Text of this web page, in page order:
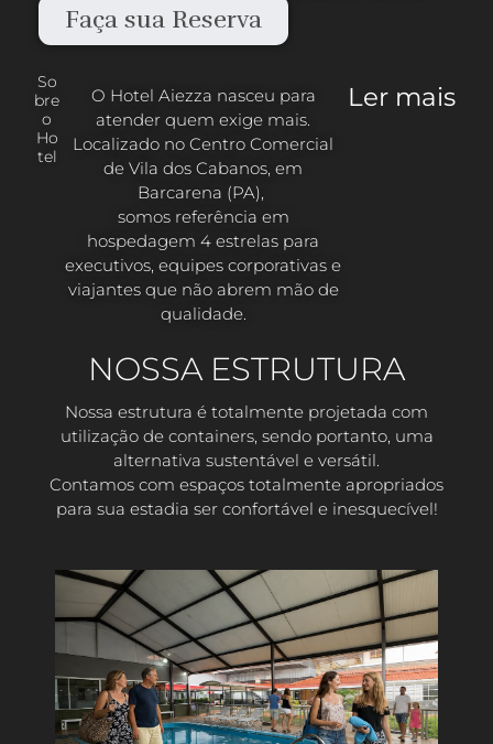
Faça sua Reserva
So
bre
o
Ho
tel
O Hotel Aiezza nasceu para
atender quem exige mais.
Localizado no Centro Comercial
de Vila dos Cabanos, em
Barcarena (PA),
somos referência em
hospedagem 4 estrelas para
executivos, equipes corporativas e
viajantes que não abrem mão de
qualidade.
Ler mais
NOSSA ESTRUTURA
Nossa estrutura é totalmente projetada com
utilização de containers, sendo portanto, uma
alternativa sustentável e versátil.
Contamos com espaços totalmente apropriados
para sua estadia ser confortável e inesquecível!